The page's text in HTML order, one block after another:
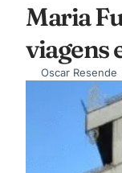
Maria
viagens
Oscar Resende